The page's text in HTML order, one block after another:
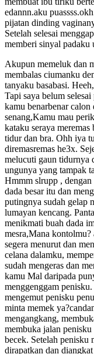
Akupun memeluk dan
membalas ciumanku
tanyaku basabasi.
Tapi saya belum
kamu benarbenar
senang,Kamu mau
kataku seraya
tidur dan bra. Ohh iya
diremasremas he3x.
melucuti gaun tidurnya
ungunya yang tampak
Hmmm slrupp , dengan
dada besar itu dan
putingnya sudah gelap
lumayan kencang.
menikmati buah dada
mesra,Mana
segera menurut dan
celana dalamku,
sudah mengeras dan
kamu Mal daripada
menggenggam
mengemut penisku
minta memek
mengangkang,
membuka jalan
becek. Setelah penisku
dirapatkan dan